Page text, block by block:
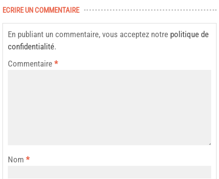
ECRIRE UN COMMENTAIRE
En publiant un commentaire, vous acceptez notre politique de
confidentialité.
Commentaire *
Nom *